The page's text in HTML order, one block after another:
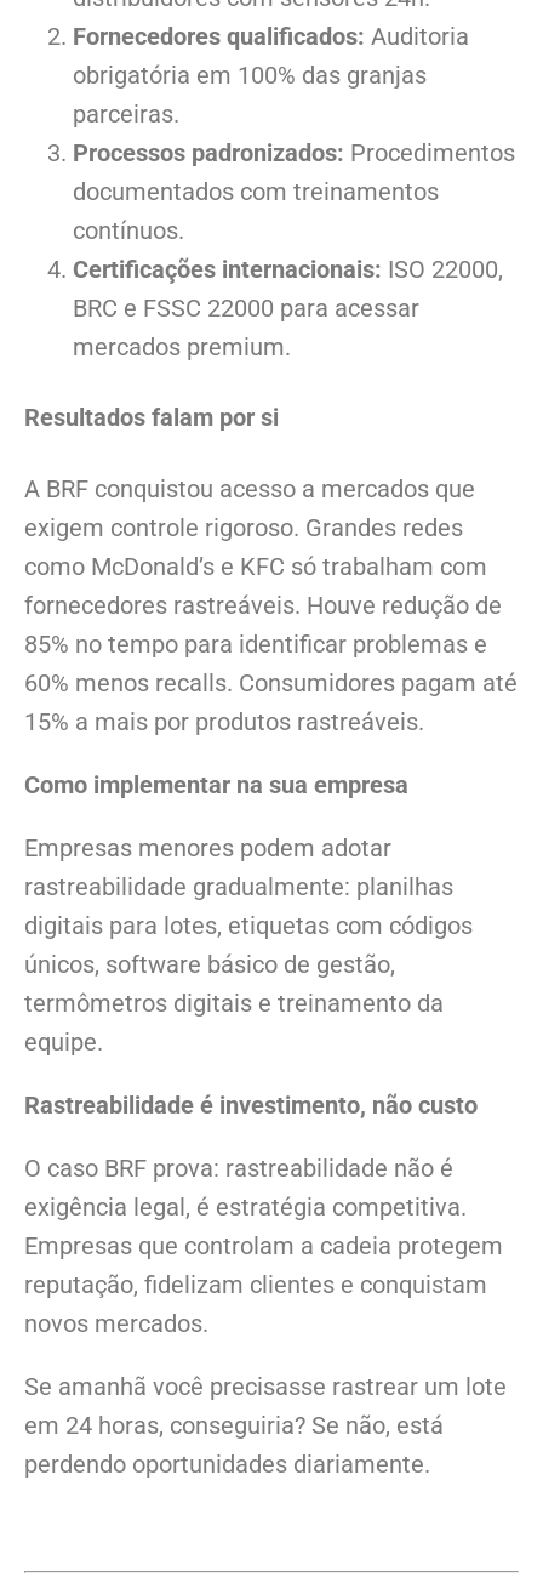
Fornecedores qualificados: Auditoria
obrigatória em 100% das granjas
parceiras.
Processos padronizados: Procedimentos
documentados com treinamentos
contínuos.
Certificações internacionais: ISO 22000,
BRC e FSSC 22000 para acessar
mercados premium.
Resultados falam por si
A BRF conquistou acesso a mercados que
exigem controle rigoroso. Grandes redes
como McDonald’s e KFC só trabalham com
fornecedores rastreáveis. Houve redução de
85% no tempo para identificar problemas e
60% menos recalls. Consumidores pagam até
15% a mais por produtos rastreáveis.
Como implementar na sua empresa
Empresas menores podem adotar
rastreabilidade gradualmente: planilhas
digitais para lotes, etiquetas com códigos
únicos, software básico de gestão,
termômetros digitais e treinamento da
equipe.
Rastreabilidade é investimento, não custo
O caso BRF prova: rastreabilidade não é
exigência legal, é estratégia competitiva.
Empresas que controlam a cadeia protegem
reputação, fidelizam clientes e conquistam
novos mercados.
Se amanhã você precisasse rastrear um lote
em 24 horas, conseguiria? Se não, está
perdendo oportunidades diariamente.